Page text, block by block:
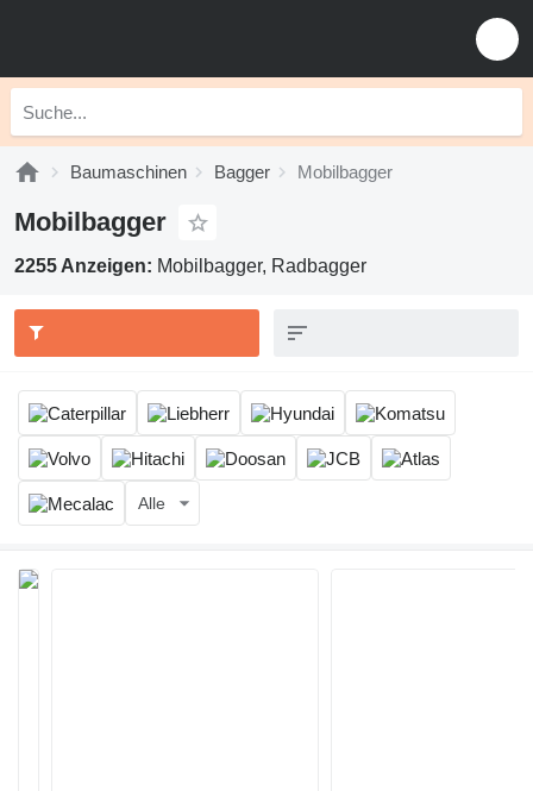
Baumaschinen Bagger Mobilbagger
Mobilbagger
2255 Anzeigen: Mobilbagger, Radbagger
Alle